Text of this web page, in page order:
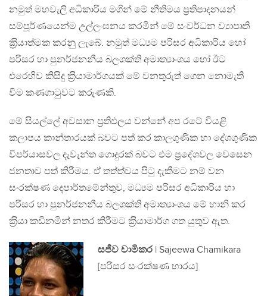
නමුත් මහවැලි අධිකාරිය මගින් මේ නීතිමය ප‍්‍රතිපාදනයන්
සම්පූර්ණයෙන්ම උල්ලංඝනය කරමින් මේ සංවර්ධන ව්‍යාපෘති
ක‍්‍රියාත්මක කරනු ලැබේ. නමුත් මධ්‍යම පරිසර අධිකාරිය හෝ
පරිසර හා පුනර්ජනනීය බලශක්ති අමාත්‍යාංශය හෝ ඊට
එරෙහිව කිසිදු ක‍්‍රියාමාර්ගයක් මේ වනතුරුත් ගෙන නොමැති
වීම කණගාටුවට කරුණකි.
මේ සියල්ලේ අවසාන ප‍්‍රතිඵලය වන්නේ අප රටේ වියළි
කලාපය කාන්තාරයක් බවට පත් කර කාලගුණික හා දේශගුණික
විපර්යාසවල දැවැන්ත ගොදුරක් බවට එම ප‍්‍රදේශවල වෙසෙන
ජනතාව පත් කිරීමය. ඒ තත්ත්වය පිටු දැකීමට නම් වන
සංරක්ෂණ දෙපාර්තමේන්තුව, මධ්‍යම පරිසර අධිකාරිය හා
පරිසර හා පුනර්ජනනීය බලශක්ති අමාත්‍යාංශය මේ හානි කර
ක‍්‍රියා කඩිනමින් නතර කිරීමට ක‍්‍රියාමාර්ග ගත යුතුව ඇත.
සජීව චාමිකර | Sajeewa Chamikara
[පරිසර සංරක්ෂණ භාරය]